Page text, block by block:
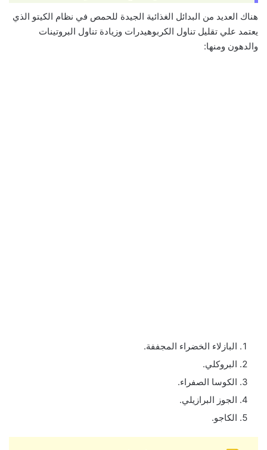
هناك العديد من البدائل الغذائية الجيدة للحمص في نظام الكيتو الذي
يعتمد علي تقليل تناول الكربوهيدرات وزيادة تناول البروتينات
والدهون ومنها:
البازلاء الخضراء المجففة.
البروكلي.
الكوسا الصفراء.
الجوز البرازيلي.
الكاجو.